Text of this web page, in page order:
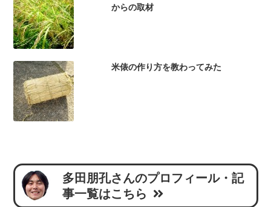
からの取材
米俵の作り方を教わってみた
多田朋孔さんのプロフィール・記
事一覧はこちら